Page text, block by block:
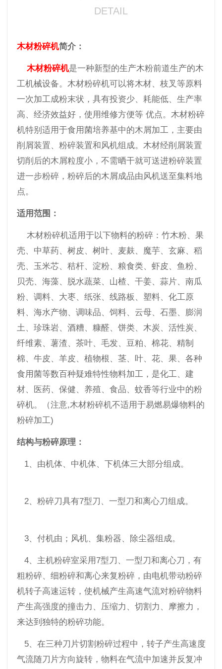
DETAIL
木材粉碎机简介：
木材粉碎机是一种新型的生产木粉前道生产的木
工机械设备。木材粉碎机可以将木材、枝叉等原料
一次加工成粉末状，具有投资少、耗能低、生产率
高、经济效益好，使用维修方便等 优点。木材粉碎
机特别适用于食用菌培养基中的木屑加工，主要由
削屑装置、粉碎装置和风机组成。木材经削屑装置
切削后的木屑粒度小，不需晒干就可送进粉碎装置
进一步粉碎，粉碎后的木屑成品由风机送至集料地
点。
适用范围：
木材粉碎机适用于以下物料的粉碎：竹木粉、果
壳、中草药、树皮、树叶、麦麸、魔芋、玄麻、稻
壳、玉米芯、秸杆、淀粉、粮食类、虾皮、鱼粉、
贝壳、海藻、脱水蔬菜、山楂、干姜、蒜片、南瓜
粉、调料、大枣、纸张、线路板、塑料、化工原
料、海水产物、调味品、饲料、云母、石墨、膨润
土、珍珠岩、酒糟、糠醛、饼类、木炭、活性炭、
纤维素、薯渣、茶叶、毛发、豆粕、棉花、精制
棉、牛皮、羊皮、植物根、茎、叶、花、果、各种
食用菌等数百种疑难特性物料加工，是化工、建
材、医药、保健、养殖、食品、蚊香等行业中的粉
碎机。（注意,木材粉碎机不适用于易燃易爆物料的
粉碎加工)
结构与粉碎原理：
1、由机体、中机体、下机体三大部分组成。
2、粉碎刀具有7型刀、一型刀和离心刀组成。
3、付机由；风机、集粉器、除尘器组成。
4、主机粉碎室采用7型刀、一型刀和离心刀，有
粗粉碎、细粉碎和离心来复粉碎，由电机带动粉碎
机转子高速运转，使机械产生高速气流对粉碎物料
产生高强度的撞击力、压缩力、切割力、摩擦力，
来达到独特的粉碎功能。
5、在三种刀片切割粉碎过程中，转子产生高速度
气流随刀片方向旋转，物料在气流中加速并反复冲